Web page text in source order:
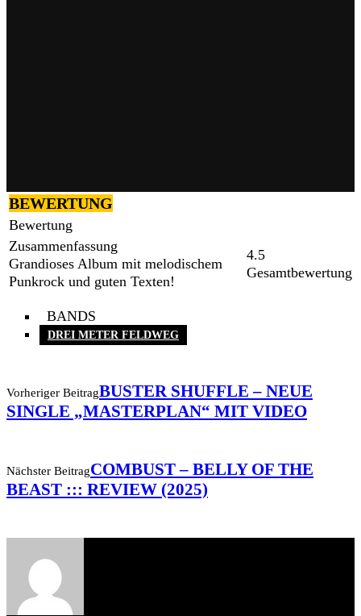
BEWERTUNG
Bewertung
Zusammenfassung
Grandioses Album mit melodischem
Punkrock und guten Texten!
4.5
Gesamtbewertung
BANDS
DREI METER FELDWEG
Vorheriger BeitragBUSTER SHUFFLE – NEUE
SINGLE „MASTERPLAN“ MIT VIDEO
Nächster BeitragCOMBUST – BELLY OF THE
BEAST ::: REVIEW (2025)